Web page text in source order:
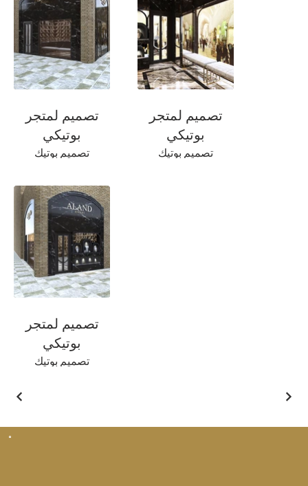
تصميم لمتجر
بوتيكي
تصميم بوتيك
تصميم لمتجر
بوتيكي
تصميم بوتيك
تصميم لمتجر
بوتيكي
تصميم بوتيك